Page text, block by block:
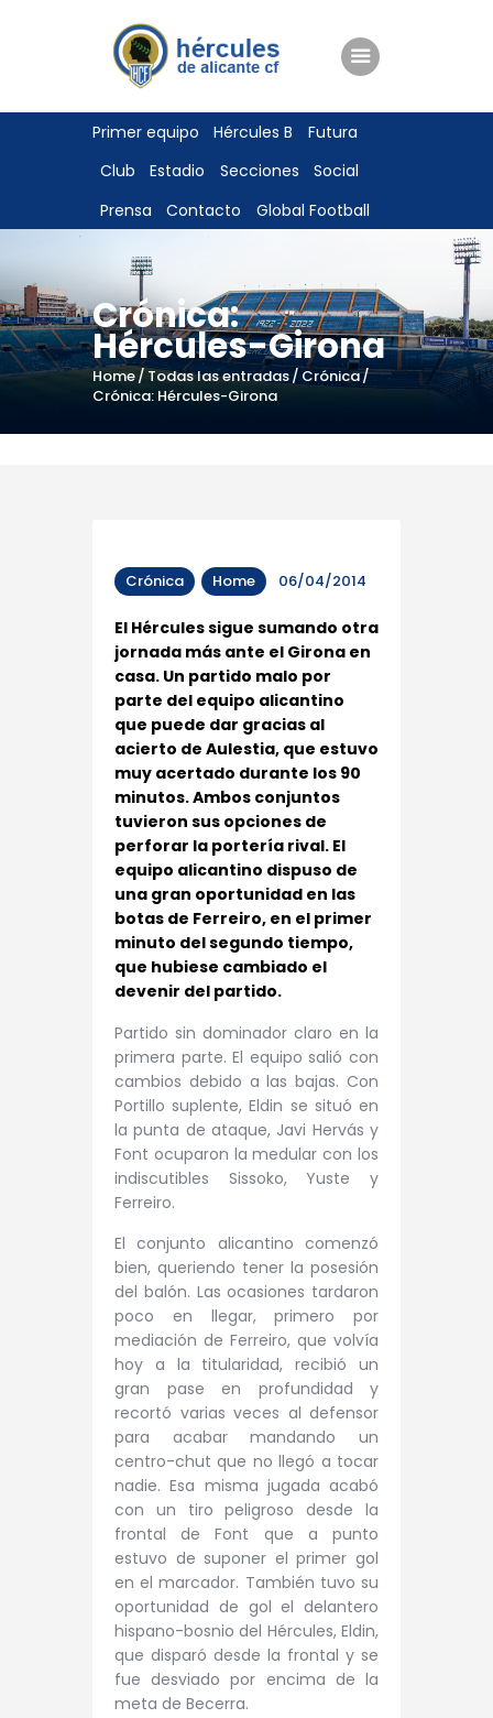
Primer equipo Hércules B
Futura
Club
Estadio Secciones
Social
Prensa
Contacto Global Football
Crónica:
Hércules-Girona
Home Todas las entradas
Crónica
Crónica: Hércules-Girona
ENTRADAS
TIENDA
HÉRCULESCF100
Crónica Home 06/04/2014
El Hércules sigue sumando otra
jornada más ante el Girona en
casa. Un partido malo por
parte del equipo alicantino
que puede dar gracias al
acierto de Aulestia, que estuvo
muy acertado durante los 90
minutos. Ambos conjuntos
tuvieron sus opciones de
perforar la portería rival. El
equipo alicantino dispuso de
una gran oportunidad en las
botas de Ferreiro, en el primer
minuto del segundo tiempo,
que hubiese cambiado el
devenir del partido.
Partido sin dominador claro en la
primera parte. El equipo salió con
cambios debido a las bajas. Con
Portillo suplente, Eldin se situó en
la punta de ataque, Javi Hervás y
Font ocuparon la medular con los
indiscutibles Sissoko, Yuste y
Ferreiro.
El conjunto alicantino comenzó
bien, queriendo tener la posesión
del balón. Las ocasiones tardaron
poco en llegar, primero por
mediación de Ferreiro, que volvía
hoy a la titularidad, recibió un
gran pase en profundidad y
recortó varias veces al defensor
para acabar mandando un
centro-chut que no llegó a tocar
nadie. Esa misma jugada acabó
con un tiro peligroso desde la
frontal de Font que a punto
estuvo de suponer el primer gol
en el marcador. También tuvo su
oportunidad de gol el delantero
hispano-bosnio del Hércules, Eldin,
que disparó desde la frontal y se
fue desviado por encima de la
meta de Becerra.